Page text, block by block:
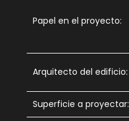
Papel en el proyecto:
Arquitecto del edificio:
Superficie a proyectar: